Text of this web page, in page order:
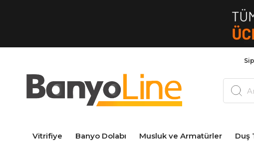
Vitrifiye Banyo Dolabı Musluk ve Armatürler Duş